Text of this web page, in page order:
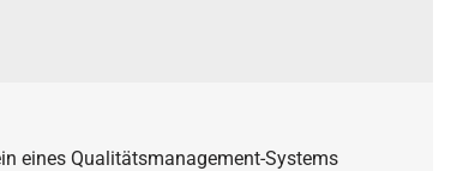
eines Qualitätsmanagement-Systems